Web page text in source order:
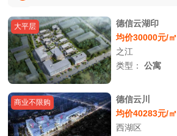
大平层
德信云湖印
均价30000元/㎡
之江
类型：公寓
商业不限购
德信云川
均价40283元/㎡
西湖区